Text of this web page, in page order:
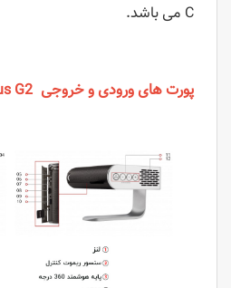
C می باشد.
پورت های ورودی و خروجی